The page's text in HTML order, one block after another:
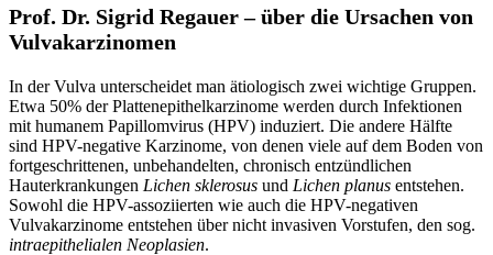
Prof. Dr. Sigrid Regauer – über die Ursachen von
Vulvakarzinomen
In der Vulva unterscheidet man ätiologisch zwei wichtige Gruppen.
Etwa 50% der Plattenepithelkarzinome werden durch Infektionen
mit humanem Papillomvirus (HPV) induziert. Die andere Hälfte
sind HPV-negative Karzinome, von denen viele auf dem Boden von
fortgeschrittenen, unbehandelten, chronisch entzündlichen
Hauterkrankungen Lichen sklerosus und Lichen planus entstehen.
Sowohl die HPV-assoziierten wie auch die HPV-negativen
Vulvakarzinome entstehen über nicht invasiven Vorstufen, den sog.
intraepithelialen Neoplasien.